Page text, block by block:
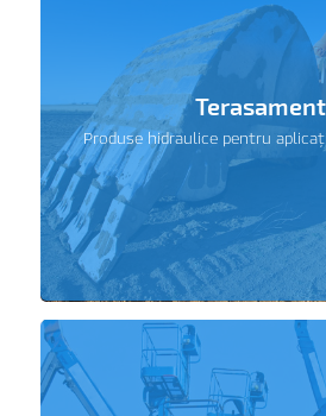
Produse hidraulice pentru